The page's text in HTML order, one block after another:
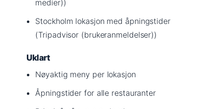
medier))
Stockholm lokasjon med åpningstider
(Tripadvisor (brukeranmeldelser))
Uklart
Nøyaktig meny per lokasjon
Åpningstider for alle restauranter